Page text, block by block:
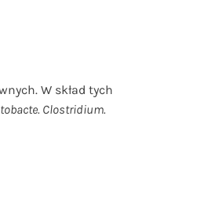
W skład tych
Clostridium.